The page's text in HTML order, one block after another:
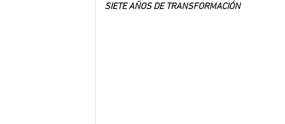
SIETE AÑOS DE TRANSFORMACIÓN